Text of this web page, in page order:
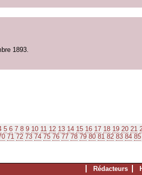
1893.
5 6 7 8 9 10 11 12 13 14 15 16 17 18 19 20 21
71 72 73 74 75 76 77 78 79 80 81 82 83 84 85
Rédacteurs